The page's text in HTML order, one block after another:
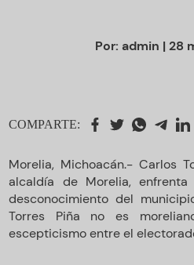
Por: admin | 28
COMPARTE:
Morelia, Michoacán.- Carlos
alcaldía de Morelia,
desconocimiento del
Torres Piña no es
escepticismo entre el